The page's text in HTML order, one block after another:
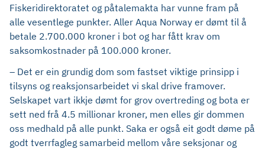
Fiskeridirektoratet og påtalemakta har vunne fram på
alle vesentlege punkter. Aller Aqua Norway er dømt til å
betale 2.700.000 kroner i bot og har fått krav om
saksomkostnader på 100.000 kroner.
– Det er ein grundig dom som fastset viktige prinsipp i
tilsyns og reaksjonsarbeidet vi skal drive framover.
Selskapet vart ikkje dømt for grov overtreding og bota er
sett ned frå 4.5 millionar kroner, men elles gir dommen
oss medhald på alle punkt. Saka er også eit godt døme på
godt tverrfagleg samarbeid mellom våre seksjonar og